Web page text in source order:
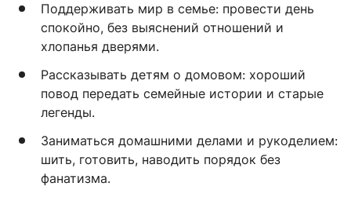
Поддерживать мир в семье: провести день
спокойно, без выяснений отношений и
хлопанья дверями.
Рассказывать детям о домовом: хороший
повод передать семейные истории и старые
легенды.
Заниматься домашними делами и рукоделием:
шить, готовить, наводить порядок без
фанатизма.